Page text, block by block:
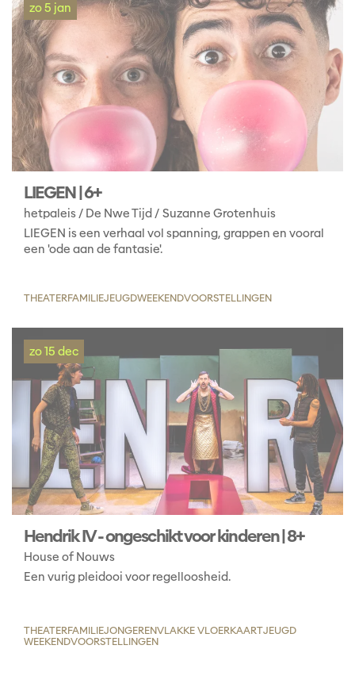
LIEGEN | 6+
hetpaleis / De Nwe Tijd / Suzanne Grotenhuis
LIEGEN is een verhaal vol spanning, grappen en vooral
een 'ode aan de fantasie'.
zo 5 jan
THEATERFAMILIEJEUGDWEEKENDVOORSTELLINGEN
Hendrik IV - ongeschikt voor kinderen | 8+
House of Nouws
Een vurig pleidooi voor regelloosheid.
zo 15 dec
THEATERFAMILIEJONGERENVLAKKE VLOERKAARTJEUGD
WEEKENDVOORSTELLINGEN